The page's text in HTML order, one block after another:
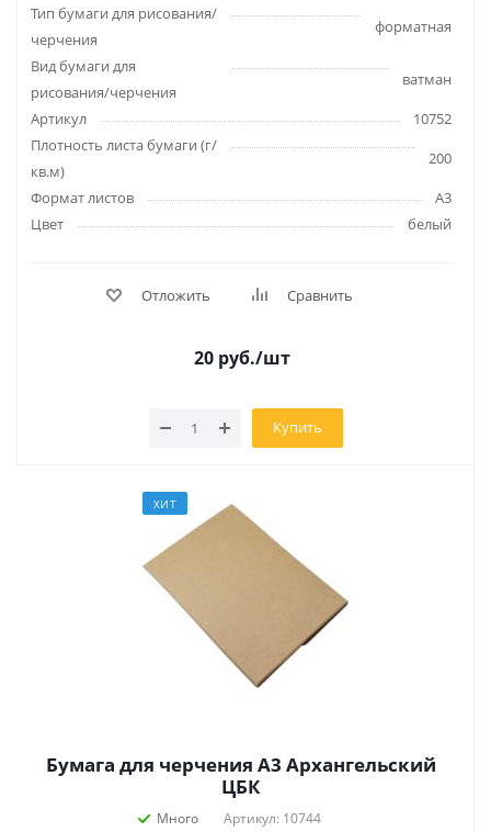
Тип бумаги для рисования/
черчения
форматная
Вид бумаги для
рисования/черчения
ватман
Артикул
10752
Плотность листа бумаги (г/
кв.м)
200
Формат листов
А3
Цвет
белый
Отложить Сравнить
20руб./шт
Купить
ХИТ
Бумага для черчения А3 Архангельский
ЦБК
Много Артикул: 10744